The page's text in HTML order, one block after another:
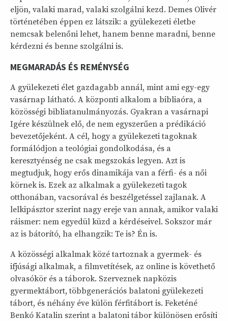
eljön, valaki marad, valaki szolgálni kezd. Demes Olivér
történetében éppen ez látszik: a gyülekezeti életbe
nemcsak belenőni lehet, hanem benne maradni, benne
kérdezni és benne szolgálni is.
MEGMARADÁS ÉS REMÉNYSÉG
A gyülekezeti élet gazdagabb annál, mint ami egy-egy
vasárnap látható. A központi alkalom a bibliaóra, a
közösségi bibliatanulmányozás. Gyakran a vasárnapi
Igére készülnek elő, de nem egyszerűen a prédikáció
bevezetőjeként. A cél, hogy a gyülekezeti tagoknak
formálódjon a teológiai gondolkodása, és a
keresztyénség ne csak megszokás legyen. Azt is
megtudjuk, hogy erős dinamikája van a férfi- és a női
körnek is. Ezek az alkalmak a gyülekezeti tagok
otthonában, vacsorával és beszélgetéssel zajlanak. A
lelkipásztor szerint nagy ereje van annak, amikor valaki
ráismer: nem egyedül küzd a kérdéseivel. Sokszor már
az is bátorító, ha elhangzik: Te is? Én is.
A közösségi alkalmak közé tartoznak a gyermek- és
ifjúsági alkalmak, a filmvetítések, az online is követhető
olvasókör és a táborok. Szerveznek napközis
gyermektábort, többgenerációs balatoni gyülekezeti
tábort, és néhány éve külön férfitábort is. Feketéné
Benkó Katalin szerint a balatoni tábor különösen erősíti